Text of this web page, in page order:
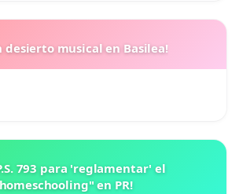
desierto musical en Basilea!
793 para 'reglamentar' el
en PR!